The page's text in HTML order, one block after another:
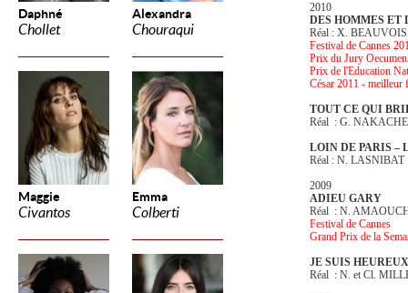
Daphné
Chollet
Alexandra
Chouraqui
Maggie
Civantos
Emma
Colberti
2010
DES HOMMES ET
Réal : X. BEAUVOIS
Festival de Cannes
Prix du Jury
Prix de l'Education
César 2011 - meilleur
TOUT CE QUI
Réal : G.
LOIN DE PARIS –
Réal : N. LASNIBAT
2009
ADIEU GARY
Réal : N.
Festival de Cannes
Grand Prix de la
JE SUIS
Réal : N. et Cl.